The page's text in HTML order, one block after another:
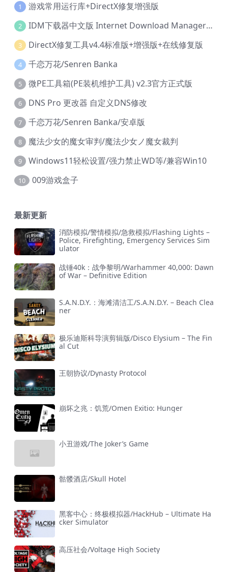
1 游戏常用运行库+DirectX修复增强版
2 IDM下载器中文版 Internet Download Manager v6.42.36 IDM
3 DirectX修复工具v4.4标准版+增强版+在线修复版
4 千恋万花/Senren Banka
5 微PE工具箱(PE装机维护工具) v2.3官方正式版
6 DNS Pro 更改器 自定义DNS修改
7 千恋万花/Senren Banka/安卓版
8 魔法少女的魔女审判/魔法少女ノ魔女裁判
9 Windows11轻松设置/强力禁止WD等/兼容Win10
10 009游戏盒子
最新更新
消防模拟/警情模拟/急救模拟/Flashing Lights –
Police, Firefighting, Emergency Services Sim
ulator
战锤40k：战争黎明/Warhammer 40,000: Dawn
of War – Definitive Edition
S.A.N.D.Y.：海滩清洁工/S.A.N.D.Y. – Beach Clea
ner
极乐迪斯科导演剪辑版/Disco Elysium – The Fin
al Cut
王朝协议/Dynasty Protocol
崩坏之兆：饥荒/Omen Exitio: Hunger
小丑游戏/The Joker’s Game
骷髅酒店/Skull Hotel
黑客中心：终极模拟器/HackHub – Ultimate Ha
cker Simulator
高压社会/Voltage High Society